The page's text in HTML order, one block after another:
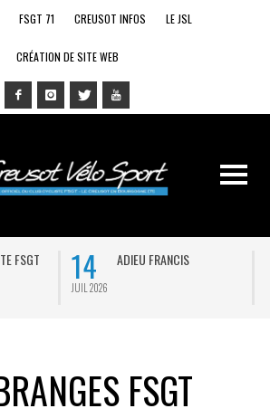
FSGT 71 CREUSOT INFOS LE JSL
CRÉATION DE SITE WEB
FSGT 14
JUIL 2026
ADIEU FRANCIS
FSGT